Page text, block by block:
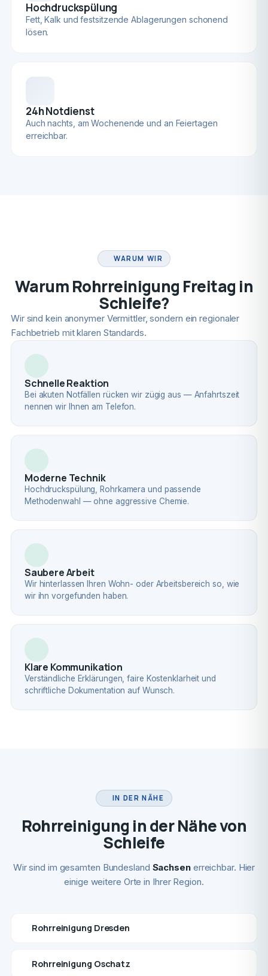
Hochdruckspülung
Fett, Kalk und festsitzende Ablagerungen schonend
lösen.
24h Notdienst
Auch nachts, am Wochenende und an Feiertagen
erreichbar.
WARUM WIR
Warum Rohrreinigung Freitag in
Schleife?
Wir sind kein anonymer Vermittler, sondern ein regionaler
Fachbetrieb mit klaren Standards.
Schnelle Reaktion
Bei akuten Notfällen rücken wir zügig aus — Anfahrtszeit
nennen wir Ihnen am Telefon.
Moderne Technik
Hochdruckspülung, Rohrkamera und passende
Methodenwahl — ohne aggressive Chemie.
Saubere Arbeit
Wir hinterlassen Ihren Wohn- oder Arbeitsbereich so, wie
wir ihn vorgefunden haben.
Klare Kommunikation
Verständliche Erklärungen, faire Kostenklarheit und
schriftliche Dokumentation auf Wunsch.
IN DER NÄHE
Rohrreinigung in der Nähe von
Schleife
Wir sind im gesamten Bundesland Sachsenerreichbar. Hier
einige weitere Orte in Ihrer Region.
Rohrreinigung Dresden
Rohrreinigung Oschatz